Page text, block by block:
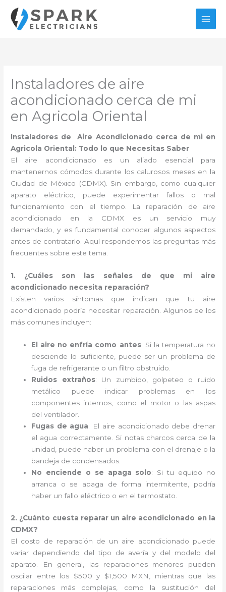
contenido
Instaladores de aire
acondicionado cerca de mi
en Agricola Oriental
Instaladores de Aire Acondicionado cerca de mi en
Agricola Oriental: Todo lo que Necesitas Saber
El aire acondicionado es un aliado esencial para
mantenernos cómodos durante los calurosos meses en la
Ciudad de México (CDMX). Sin embargo, como cualquier
aparato eléctrico, puede experimentar fallos o mal
funcionamiento con el tiempo. La reparación de aire
acondicionado en la CDMX es un servicio muy
demandado, y es fundamental conocer algunos aspectos
antes de contratarlo. Aquí respondemos las preguntas más
frecuentes sobre este tema.
1. ¿Cuáles son las señales de que mi aire
acondicionado necesita reparación?
Existen varios síntomas que indican que tu aire
acondicionado podría necesitar reparación. Algunos de los
más comunes incluyen:
El aire no enfría como antes: Si la temperatura no
desciende lo suficiente, puede ser un problema de
fuga de refrigerante o un filtro obstruido.
Ruidos extraños: Un zumbido, golpeteo o ruido
metálico puede indicar problemas en los
componentes internos, como el motor o las aspas
del ventilador.
Fugas de agua: El aire acondicionado debe drenar
el agua correctamente. Si notas charcos cerca de la
unidad, puede haber un problema con el drenaje o la
bandeja de condensados.
No enciende o se apaga solo: Si tu equipo no
arranca o se apaga de forma intermitente, podría
haber un fallo eléctrico o en el termostato.
2. ¿Cuánto cuesta reparar un aire acondicionado en la
CDMX?
El costo de reparación de un aire acondicionado puede
variar dependiendo del tipo de avería y del modelo del
aparato. En general, las reparaciones menores pueden
oscilar entre los $500 y $1,500 MXN, mientras que las
reparaciones más complejas, como la sustitución del